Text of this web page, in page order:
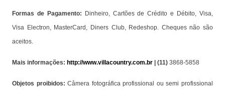
Formas de Pagamento:
Dinheiro, Cartões de Crédito e Débito, Visa,
Visa Electron, MasterCard, Diners Club, Redeshop. Cheques não são
aceitos.
Mais informações: http://www.villacountry.com.br | (11) 3868-5858
Objetos proibidos:Câmera fotográfica profissional ou semi profissional